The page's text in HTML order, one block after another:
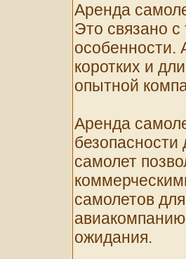
Аренда
Это связано
особенности.
коротких и
опытной
Аренда
самолет
самолетов
ожидания.